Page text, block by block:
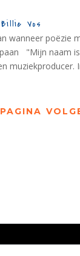
Vos
wanneer poëzie
"Mijn naam is
muziekproducer.